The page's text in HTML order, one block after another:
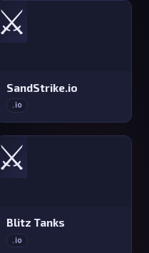
⚔️
SandStrike.io
.io
⚔️
Blitz Tanks
.io